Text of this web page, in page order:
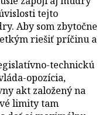
tejto
Aby som zbytočne
riešiť príčinu a
technickú
opozícia,
akt založený na
limity tam